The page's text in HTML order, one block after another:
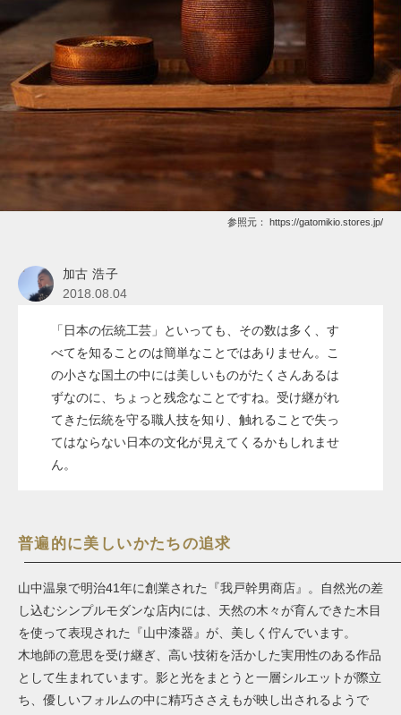
参照元： https://gatomikio.stores.jp/
加古 浩子
2018.08.04
「日本の伝統工芸」といっても、その数は多く、す
べてを知ることのは簡単なことではありません。こ
の小さな国土の中には美しいものがたくさんあるは
ずなのに、ちょっと残念なことですね。受け継がれ
てきた伝統を守る職人技を知り、触れることで失っ
てはならない日本の文化が見えてくるかもしれませ
ん。
普遍的に美しいかたちの追求
山中温泉で明治41年に創業された『我戸幹男商店』。自然光の差
し込むシンプルモダンな店内には、天然の木々が育んできた木目
を使って表現された『山中漆器』が、美しく佇んでいます。
木地師の意思を受け継ぎ、高い技術を活かした実用性のある作品
として生まれています。影と光をまとうと一層シルエットが際立
ち、優しいフォルムの中に精巧ささえもが映し出されるようで